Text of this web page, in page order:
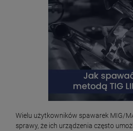
Wielu użytkowników spawarek MIG/
sprawy, że ich urządzenia często